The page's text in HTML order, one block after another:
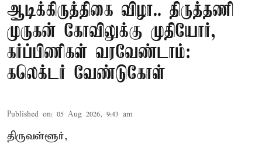
ஆடிக்கிருத்திகை விழா.. திருத்தணி
முருகன் கோவிலுக்கு முதியோர்,
கர்ப்பிணிகள் வரவேண்டாம்:
கலெக்டர் வேண்டுகோள்
Published on: 05 Aug 2026, 9:43 am
திருவள்ளூர்,